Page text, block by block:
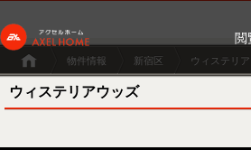
閲
物件情報 新宿区 ウィステリ
ウィステリアウッズ